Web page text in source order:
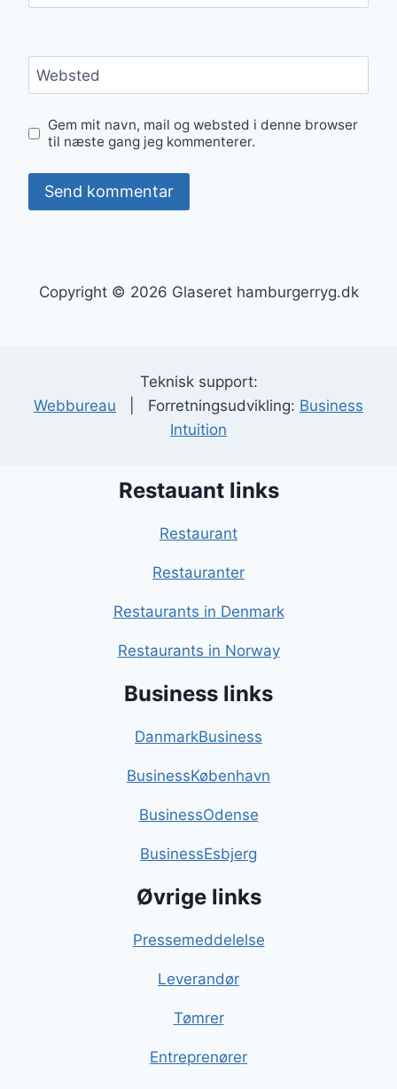
Websted
Gem mit navn, mail og websted i denne browser
til næste gang jeg kommenterer.
Copyright © 2026 Glaseret hamburgerryg.dk
Teknisk support:
Webbureau | Forretningsudvikling: Business
Intuition
Restauant links
Restaurant
Restauranter
Restaurants in Denmark
Restaurants in Norway
Business links
DanmarkBusiness
BusinessKøbenhavn
BusinessOdense
BusinessEsbjerg
Øvrige links
Pressemeddelelse
Leverandør
Tømrer
Entreprenører